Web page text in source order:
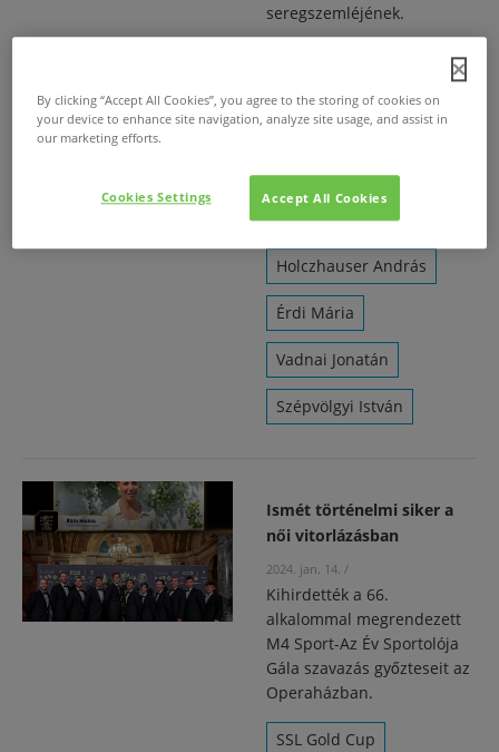
seregszemléjének.
Magyar Vitorlás
Szövetség
Magyar Vitorlás
Akadémia
Holczhauser András
Érdi Mária
Vadnai Jonatán
Szépvölgyi István
Ismét történelmi siker a
női vitorlázásban
2024. jan. 14. /
Kihirdették a 66.
alkalommal megrendezett
M4 Sport-Az Év Sportolója
Gála szavazás győzteseit az
Operaházban.
SSL Gold Cup
By clicking “Accept All Cookies”, you agree to the storing of cookies on
your device to enhance site navigation, analyze site usage, and assist in
our marketing efforts.
Accept All Cookies
Cookies Settings